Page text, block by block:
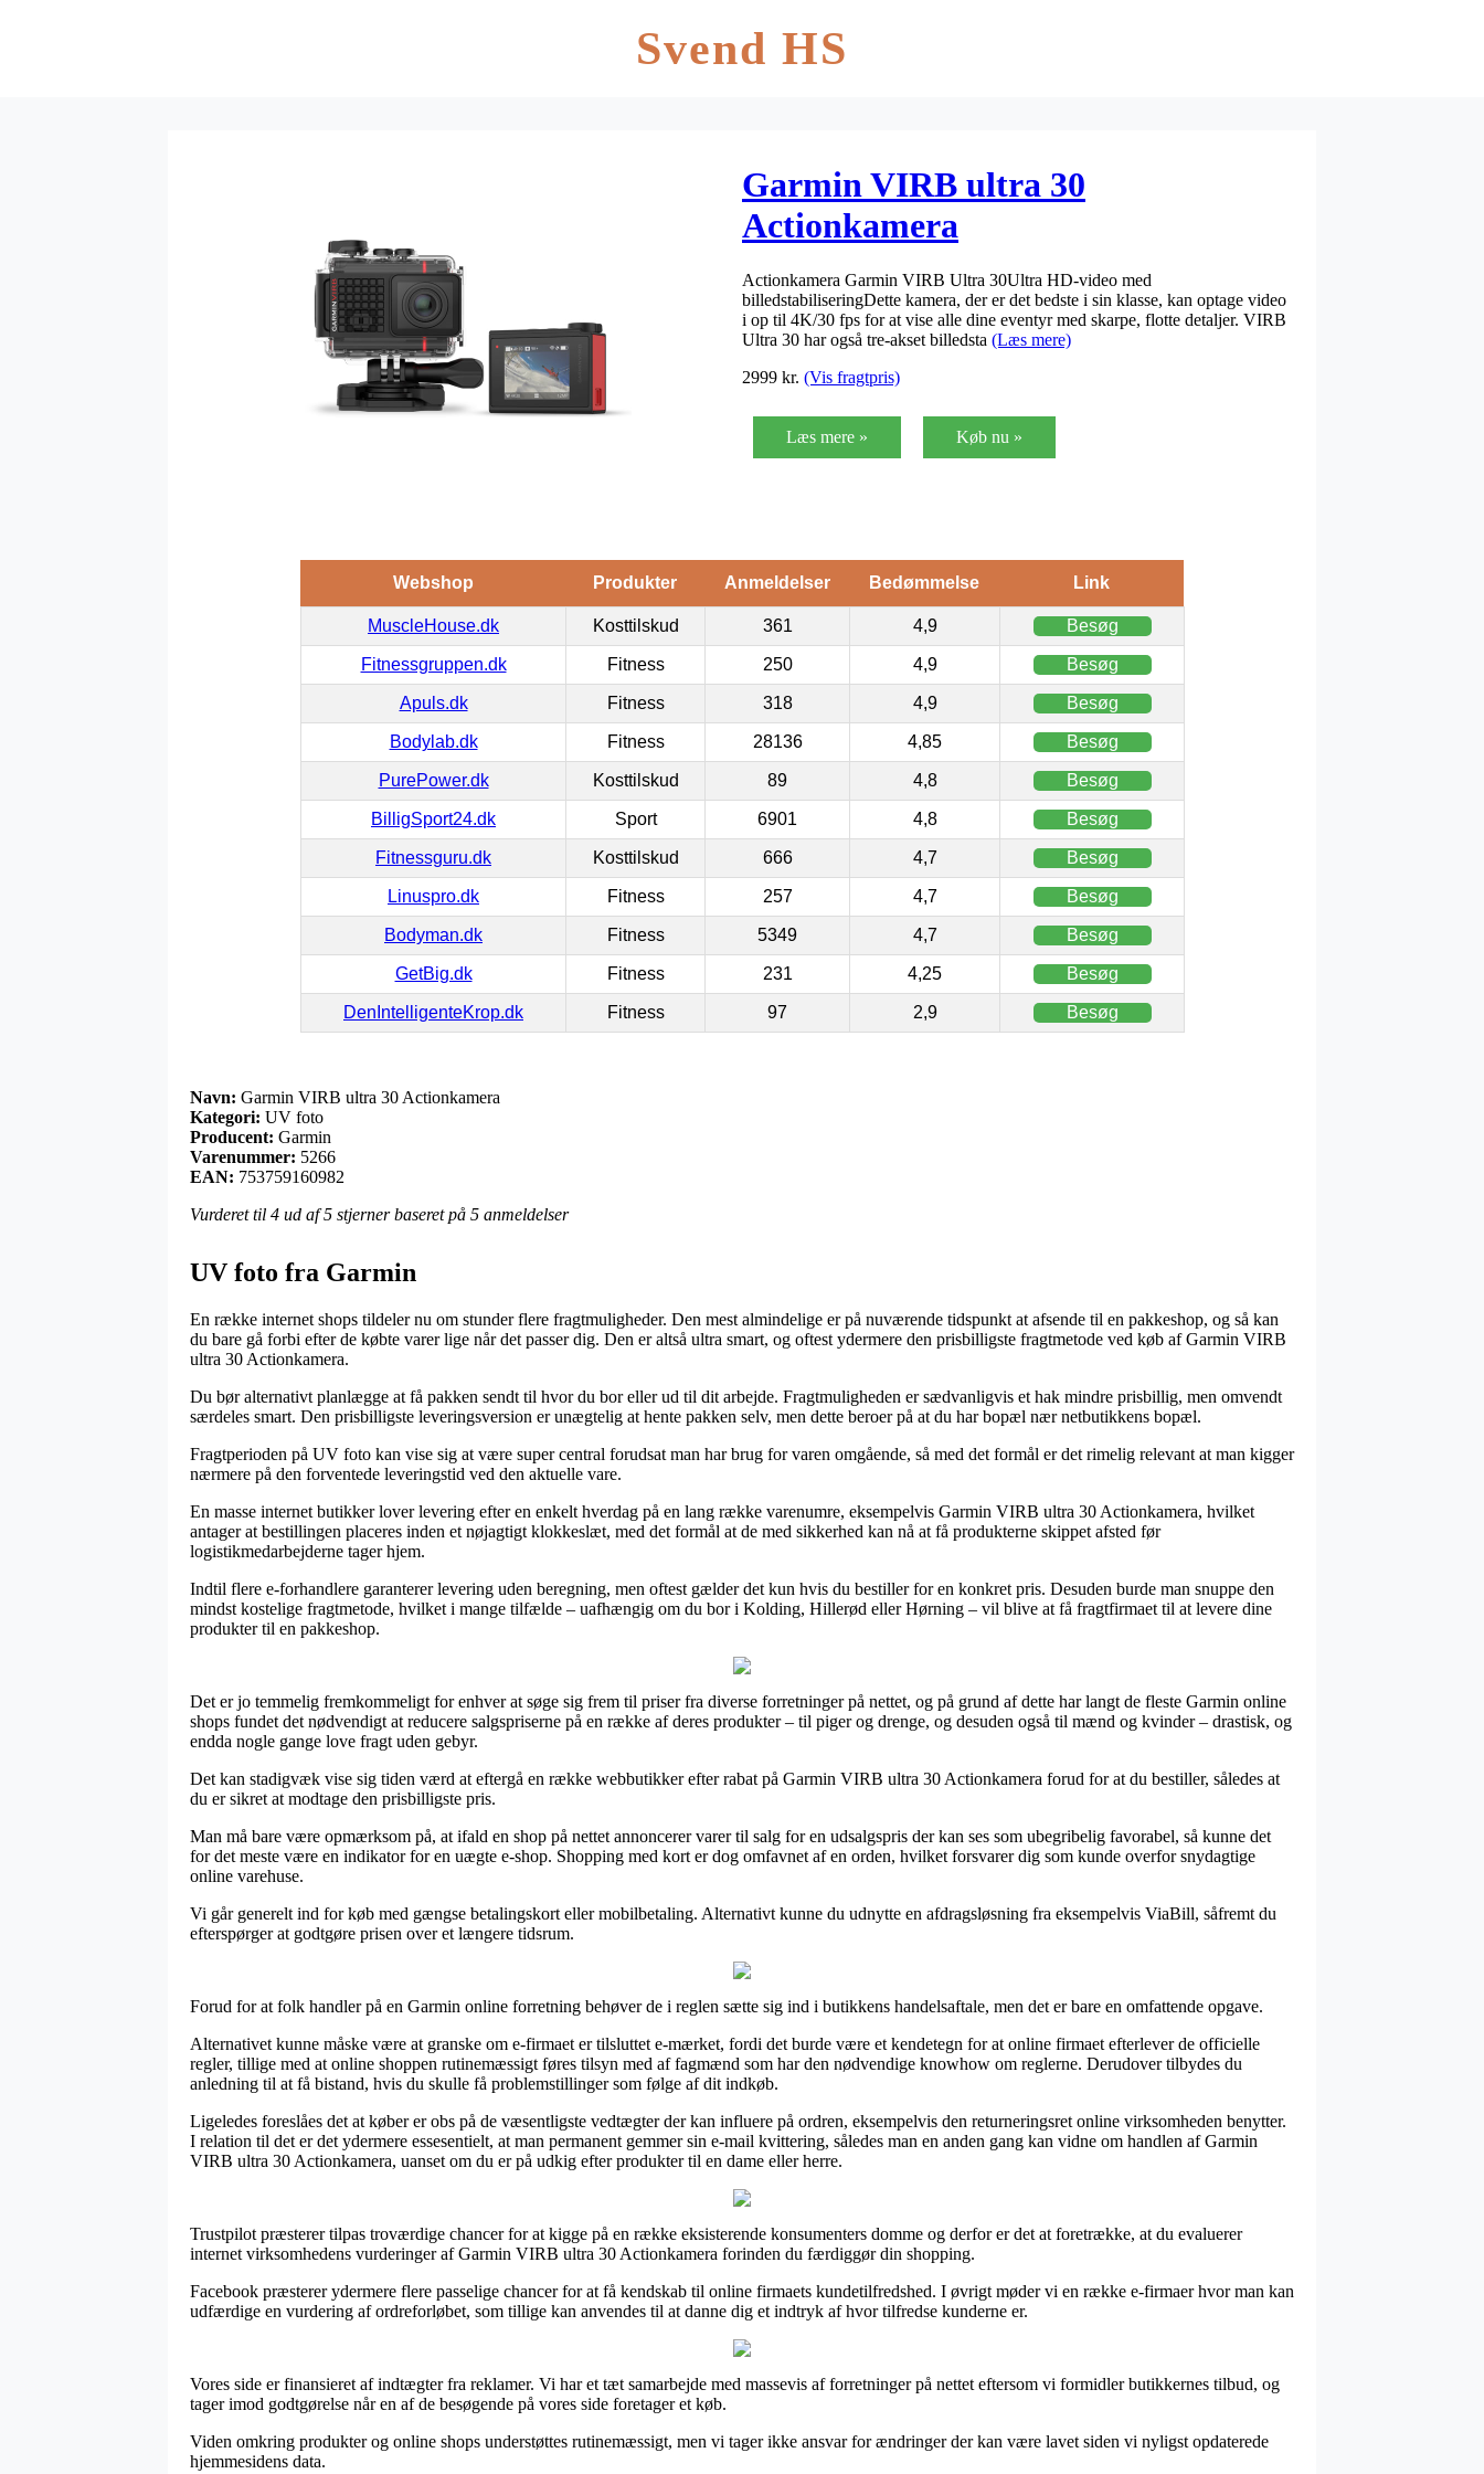
Svend HS
Garmin VIRB ultra 30
Actionkamera
Actionkamera Garmin VIRB Ultra 30Ultra HD-video med
billedstabiliseringDette kamera, der er det bedste i sin klasse, kan optage video
i op til 4K/30 fps for at vise alle dine eventyr med skarpe, flotte detaljer. VIRB
Ultra 30 har også tre-akset billedsta (Læs mere)
2999 kr. (Vis fragtpris)
Læs mere » Køb nu »
Webshop Produkter Anmeldelser Bedømmelse Link
MuscleHouse.dk Kosttilskud 361 4,9 Besøg
Fitnessgruppen.dk Fitness 250 4,9 Besøg
Apuls.dk Fitness 318 4,9 Besøg
Bodylab.dk Fitness 28136 4,85 Besøg
PurePower.dk Kosttilskud 89 4,8 Besøg
BilligSport24.dk Sport 6901 4,8 Besøg
Fitnessguru.dk Kosttilskud 666 4,7 Besøg
Linuspro.dk Fitness 257 4,7 Besøg
Bodyman.dk Fitness 5349 4,7 Besøg
GetBig.dk Fitness 231 4,25 Besøg
DenIntelligenteKrop.dk Fitness 97 2,9 Besøg
Navn: Garmin VIRB ultra 30 Actionkamera
Kategori: UV foto
Producent: Garmin
Varenummer: 5266
EAN: 753759160982
Vurderet til 4 ud af 5 stjerner baseret på 5 anmeldelser
UV foto fra Garmin
En række internet shops tildeler nu om stunder flere fragtmuligheder. Den mest almindelige er på nuværende tidspunkt at afsende til en pakkeshop, og så kan
du bare gå forbi efter de købte varer lige når det passer dig. Den er altså ultra smart, og oftest ydermere den prisbilligste fragtmetode ved køb af Garmin VIRB
ultra 30 Actionkamera.
Du bør alternativt planlægge at få pakken sendt til hvor du bor eller ud til dit arbejde. Fragtmuligheden er sædvanligvis et hak mindre prisbillig, men omvendt
særdeles smart. Den prisbilligste leveringsversion er unægtelig at hente pakken selv, men dette beroer på at du har bopæl nær netbutikkens bopæl.
Fragtperioden på UV foto kan vise sig at være super central forudsat man har brug for varen omgående, så med det formål er det rimelig relevant at man kigger
nærmere på den forventede leveringstid ved den aktuelle vare.
En masse internet butikker lover levering efter en enkelt hverdag på en lang række varenumre, eksempelvis Garmin VIRB ultra 30 Actionkamera, hvilket
antager at bestillingen placeres inden et nøjagtigt klokkeslæt, med det formål at de med sikkerhed kan nå at få produkterne skippet afsted før
logistikmedarbejderne tager hjem.
Indtil flere e-forhandlere garanterer levering uden beregning, men oftest gælder det kun hvis du bestiller for en konkret pris. Desuden burde man snuppe den
mindst kostelige fragtmetode, hvilket i mange tilfælde – uafhængig om du bor i Kolding, Hillerød eller Hørning – vil blive at få fragtfirmaet til at levere dine
produkter til en pakkeshop.
Det er jo temmelig fremkommeligt for enhver at søge sig frem til priser fra diverse forretninger på nettet, og på grund af dette har langt de fleste Garmin online
shops fundet det nødvendigt at reducere salgspriserne på en række af deres produkter – til piger og drenge, og desuden også til mænd og kvinder – drastisk, og
endda nogle gange love fragt uden gebyr.
Det kan stadigvæk vise sig tiden værd at eftergå en række webbutikker efter rabat på Garmin VIRB ultra 30 Actionkamera forud for at du bestiller, således at
du er sikret at modtage den prisbilligste pris.
Man må bare være opmærksom på, at ifald en shop på nettet annoncerer varer til salg for en udsalgspris der kan ses som ubegribelig favorabel, så kunne det
for det meste være en indikator for en uægte e-shop. Shopping med kort er dog omfavnet af en orden, hvilket forsvarer dig som kunde overfor snydagtige
online varehuse.
Vi går generelt ind for køb med gængse betalingskort eller mobilbetaling. Alternativt kunne du udnytte en afdragsløsning fra eksempelvis ViaBill, såfremt du
efterspørger at godtgøre prisen over et længere tidsrum.
Forud for at folk handler på en Garmin online forretning behøver de i reglen sætte sig ind i butikkens handelsaftale, men det er bare en omfattende opgave.
Alternativet kunne måske være at granske om e-firmaet er tilsluttet e-mærket, fordi det burde være et kendetegn for at online firmaet efterlever de officielle
regler, tillige med at online shoppen rutinemæssigt føres tilsyn med af fagmænd som har den nødvendige knowhow om reglerne. Derudover tilbydes du
anledning til at få bistand, hvis du skulle få problemstillinger som følge af dit indkøb.
Ligeledes foreslåes det at køber er obs på de væsentligste vedtægter der kan influere på ordren, eksempelvis den returneringsret online virksomheden benytter.
I relation til det er det ydermere essesentielt, at man permanent gemmer sin e-mail kvittering, således man en anden gang kan vidne om handlen af Garmin
VIRB ultra 30 Actionkamera, uanset om du er på udkig efter produkter til en dame eller herre.
Trustpilot præsterer tilpas troværdige chancer for at kigge på en række eksisterende konsumenters domme og derfor er det at foretrække, at du evaluerer
internet virksomhedens vurderinger af Garmin VIRB ultra 30 Actionkamera forinden du færdiggør din shopping.
Facebook præsterer ydermere flere passelige chancer for at få kendskab til online firmaets kundetilfredshed. I øvrigt møder vi en række e-firmaer hvor man kan
udfærdige en vurdering af ordreforløbet, som tillige kan anvendes til at danne dig et indtryk af hvor tilfredse kunderne er.
Vores side er finansieret af indtægter fra reklamer. Vi har et tæt samarbejde med massevis af forretninger på nettet eftersom vi formidler butikkernes tilbud, og
tager imod godtgørelse når en af de besøgende på vores side foretager et køb.
Viden omkring produkter og online shops understøttes rutinemæssigt, men vi tager ikke ansvar for ændringer der kan være lavet siden vi nyligst opdaterede
hjemmesidens data.